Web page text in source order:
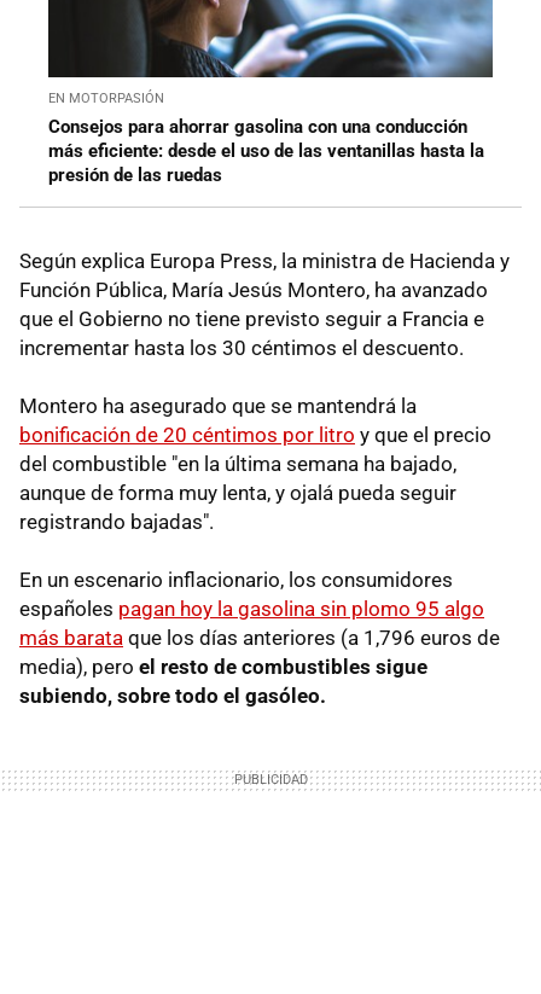
EN MOTORPASIÓN
Consejos para ahorrar gasolina con una conducción
más eficiente: desde el uso de las ventanillas hasta la
presión de las ruedas
Según explica Europa Press, la ministra de Hacienda y
Función Pública, María Jesús Montero, ha avanzado
que el Gobierno no tiene previsto seguir a Francia e
incrementar hasta los 30 céntimos el descuento.
Montero ha asegurado que se mantendrá la
bonificación de 20 céntimos por litro y que el precio
del combustible "en la última semana ha bajado,
aunque de forma muy lenta, y ojalá pueda seguir
registrando bajadas".
En un escenario inflacionario, los consumidores
españoles pagan hoy la gasolina sin plomo 95 algo
más barata que los días anteriores (a 1,796 euros de
media), pero el resto de combustibles sigue
subiendo, sobre todo el gasóleo.